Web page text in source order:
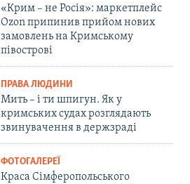
«Крим – не Росія»: маркетплейс
Ozon припинив прийом нових
замовлень на Кримському
півострові
ПРАВА ЛЮДИНИ
Мить – і ти шпигун. Як у
кримських судах розглядають
звинувачення в держзраді
ФОТОГАЛЕРЕЇ
Краса Сімферопольського